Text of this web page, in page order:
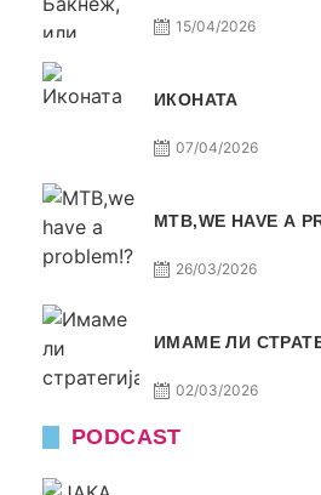
15/04/2026
ИКОНАТА
07/04/2026
МТВ,WE HAVE A
26/03/2026
ИМАМЕ ЛИ
02/03/2026
PODCAST